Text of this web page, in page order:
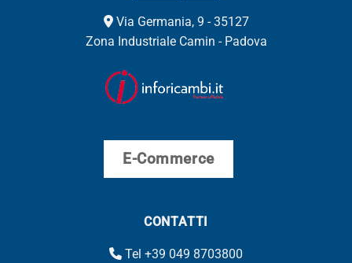
Via Germania, 9 - 35127
Zona Industriale Camin - Padova
E-Commerce
CONTATTI
Tel +39 049 8703800